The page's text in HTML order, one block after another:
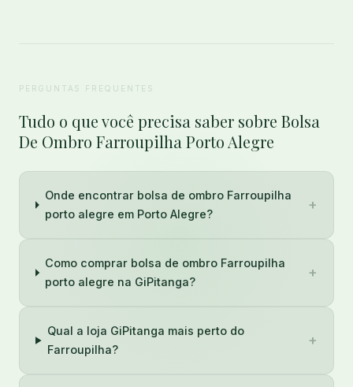
PERGUNTAS FREQUENTES
Tudo o que você precisa saber sobre Bolsa
De Ombro Farroupilha Porto Alegre
Onde encontrar bolsa de ombro Farroupilha
porto alegre em Porto Alegre?
+
Como comprar bolsa de ombro Farroupilha
porto alegre na GiPitanga?
+
Qual a loja GiPitanga mais perto do
Farroupilha?
+